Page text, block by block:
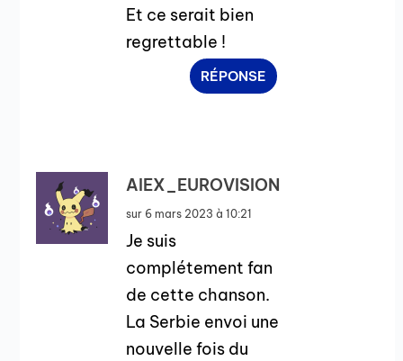
Et ce serait bien
regrettable !
RÉPONSE
AlEX_EUROVISION
sur 6 mars 2023 à 10:21
Je suis
complétement fan
de cette chanson.
La Serbie envoi une
nouvelle fois du